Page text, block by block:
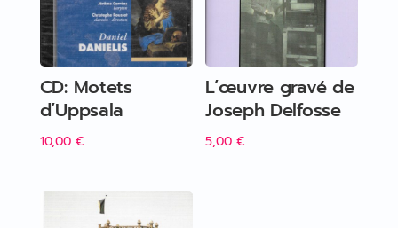
CD: Motets
d’Uppsala
10,00 €
L’œuvre gravé de
Joseph Delfosse
5,00€